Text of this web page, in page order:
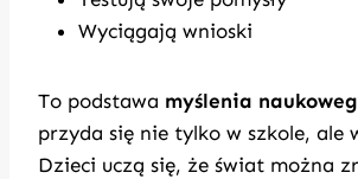
Wyciągają wnioski
To podstawa myślenia
przyda się nie tylko w szkole, ale
Dzieci uczą się, że świat można